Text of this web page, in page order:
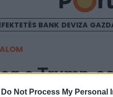
Do Not Process My Personal
BANK DEVIZA
a Trump-